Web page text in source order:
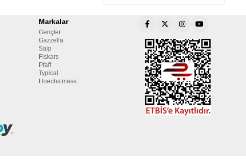
Markalar
Gençler
Gazzella
Saip
Fiskars
Pfaff
Typical
Hoechstmass